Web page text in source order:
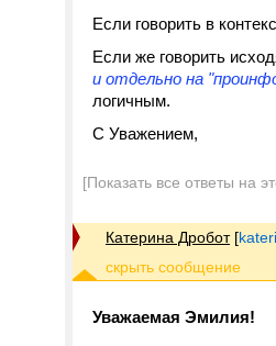
Если говорить в
Если же говорить
и отдельно на
логичным.
С Уважением,
[Показать все ответы на
Катерина Дробот [
Уважаемая Эмилия!